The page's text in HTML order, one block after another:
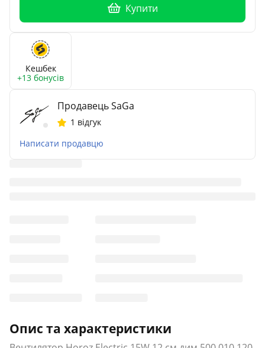
Купити
Кешбек
+13 бонусів
Продавець SaGa
1 відгук
Написати продавцю
Опис та характеристики